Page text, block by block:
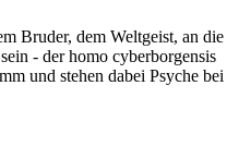
Bruder, dem Weltgeist, an die
- der homo cyberborgensis
und stehen dabei Psyche bei